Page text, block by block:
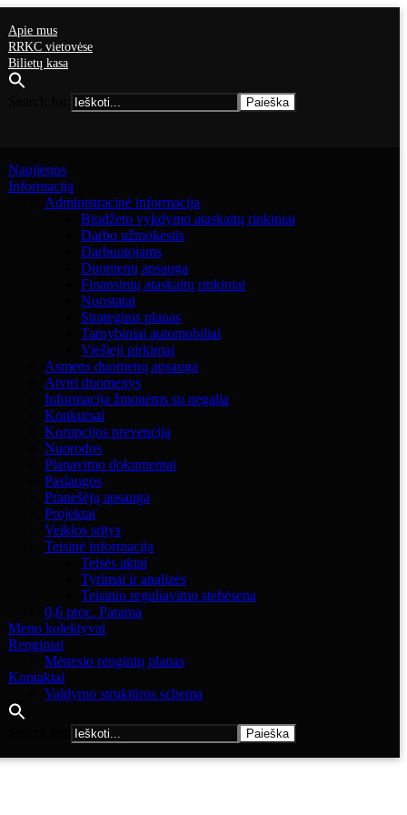
Apie mus
RRKC vietovėse
Bilietų kasa
Naujienos
Informacija
Administracinė informacija
Biudžeto vykdymo ataskaitų rinkiniai
Darbo užmokestis
Darbuotojams
Duomenų apsauga
Finansinių ataskaitų rinkiniai
Nuostatai
Strateginis planas
Tarnybiniai automobiliai
Viešieji pirkimai
Asmens duomenų apsauga
Atviri duomenys
Informacija žmonėms su negalia
Konkursai
Korupcijos prevencija
Nuorodos
Planavimo dokumentai
Paslaugos
Pranešėjų apsauga
Projektai
Veiklos sritys
Teisinė informacija
Teisės aktai
Tyrimai ir analizės
Teisinio reguliavimo stebėsena
0,6 proc. Parama
Meno kolektyvai
Renginiai
Mėnesio renginių planas
Kontaktai
Valdymo struktūros schema